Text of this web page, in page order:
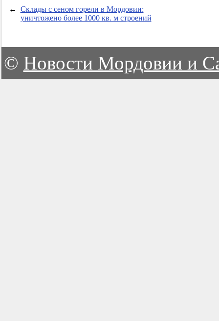
←
Склады с сеном горели в Мордовии:
уничтожено более 1000 кв. м строений
© Новости Мордовии и